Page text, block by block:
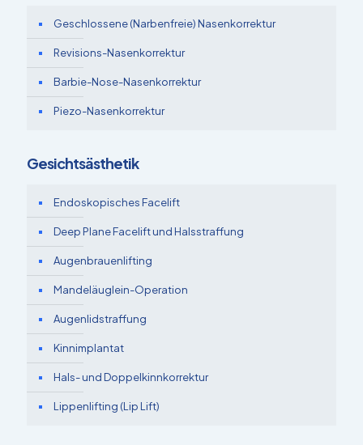
Geschlossene (Narbenfreie) Nasenkorrektur
Revisions-Nasenkorrektur
Barbie-Nose-Nasenkorrektur
Piezo-Nasenkorrektur
Gesichtsästhetik
Endoskopisches Facelift
Deep Plane Facelift und Halsstraffung
Augenbrauenlifting
Mandeläuglein-Operation
Augenlidstraffung
Kinnimplantat
Hals- und Doppelkinnkorrektur
Lippenlifting (Lip Lift)